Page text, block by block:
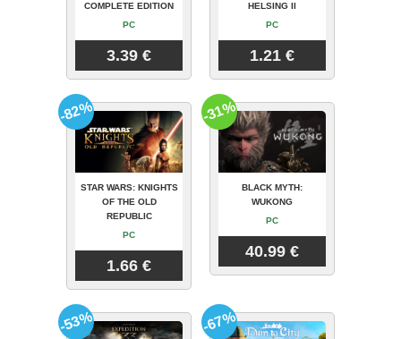
COMPLETE EDITION
PC
3.39 €
HELSING II
PC
1.21 €
STAR WARS: KNIGHTS
OF THE OLD
REPUBLIC
PC
1.66 €
-82%
BLACK MYTH:
WUKONG
PC
40.99 €
-31%
-53% -67%